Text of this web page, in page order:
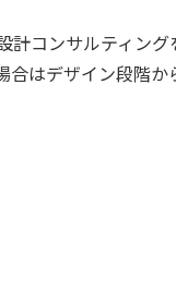
コンサルティン
はデザイン段階